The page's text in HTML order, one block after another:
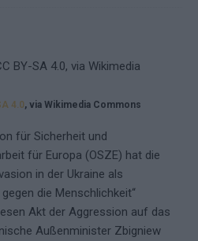
4.0, via Wikimedia Commons
für Sicherheit und
für Europa (OSZE) hat die
in der Ukraine als
die Menschlichkeit“
Akt der Aggression auf das
Außenminister Zbigniew